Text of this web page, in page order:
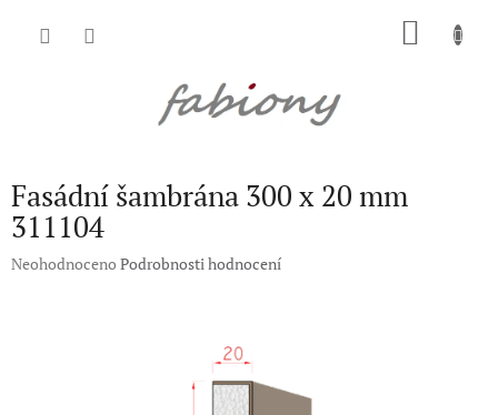
Fasádní šambrána 300 x 20 mm
311104
Průměrné
Neohodnoceno Podrobnosti hodnocení